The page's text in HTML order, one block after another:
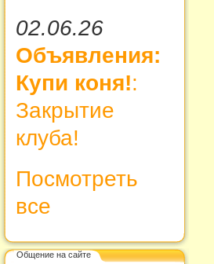
02.06.26
Объявления:
Купи коня!:
Закрытие
клуба!
Посмотреть
все
Общение на сайте